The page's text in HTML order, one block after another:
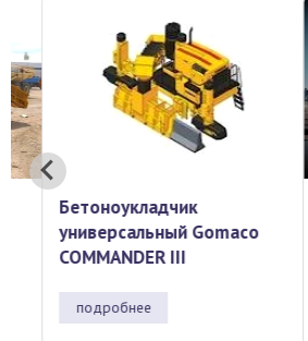
Бетоноукладчик
универсальный Gomaco
COMMANDER III
подробнее